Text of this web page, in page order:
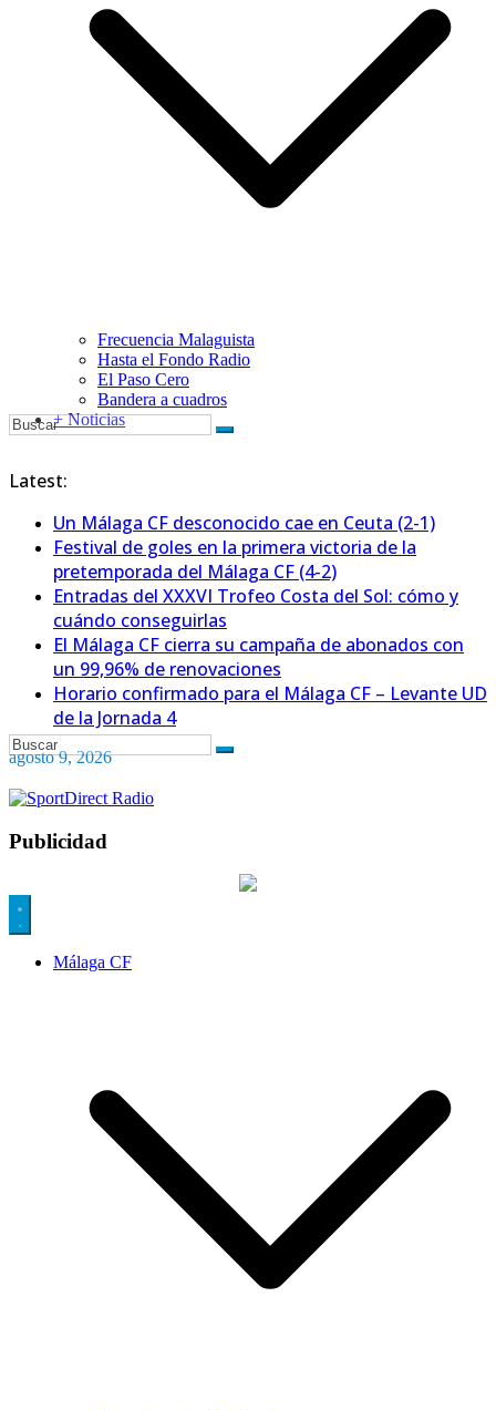
Frecuencia Malaguista
Hasta el Fondo Radio
El Paso Cero
Bandera a cuadros
+ Noticias
Latest:
Un Málaga CF desconocido cae en Ceuta (2-1)
Festival de goles en la primera victoria de la
pretemporada del Málaga CF (4-2)
Entradas del XXXVI Trofeo Costa del Sol: cómo y
cuándo conseguirlas
El Málaga CF cierra su campaña de abonados con
un 99,96% de renovaciones
Horario confirmado para el Málaga CF – Levante UD
de la Jornada 4
agosto 9, 2026
Publicidad
Málaga CF